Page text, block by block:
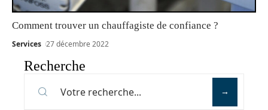
Comment trouver un chauffagiste de confiance ?
Services 27 décembre 2022
Recherche